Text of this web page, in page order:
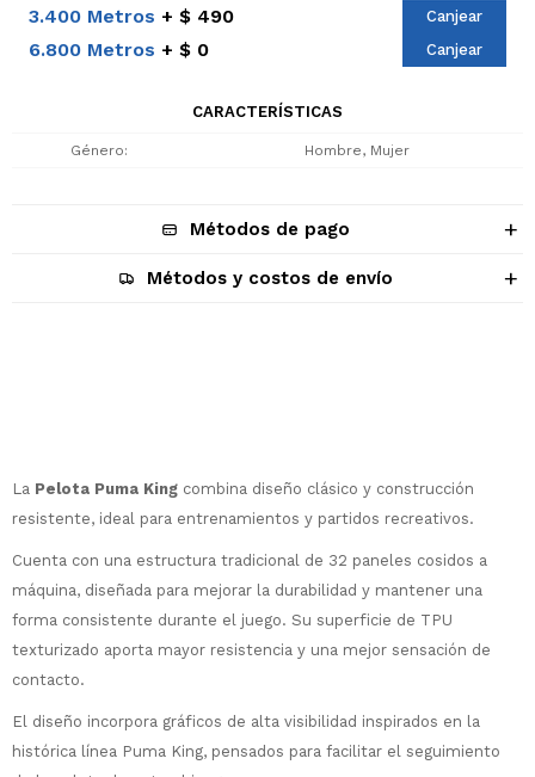
3.400 Metros $ 490 Canjear
6.800 Metros $ 0 Canjear
CARACTERÍSTICAS
Género Hombre, Mujer
Métodos de pago
Métodos y costos de envío
La Pelota Puma King combina diseño clásico y construcción
resistente, ideal para entrenamientos y partidos recreativos.
Cuenta con una estructura tradicional de 32 paneles cosidos a
máquina, diseñada para mejorar la durabilidad y mantener una
forma consistente durante el juego. Su superficie de TPU
texturizado aporta mayor resistencia y una mejor sensación de
contacto.
El diseño incorpora gráficos de alta visibilidad inspirados en la
histórica línea Puma King, pensados para facilitar el seguimiento
¡Sumate a la forma más ágil de
Comprá en 3 cuotas sin recargo o hasta
en 12 cuotas * ¡Solo con tu cédula!
* sujeto aprobación crediticia.